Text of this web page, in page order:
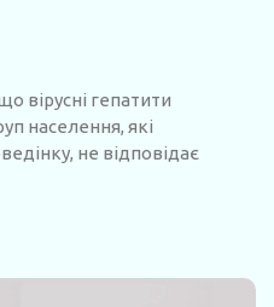
вірусні гепатити
населення, які
не відповідає